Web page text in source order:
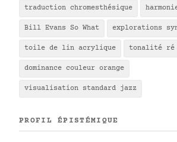
traduction chromesthésique
Bill Evans So What explorations
toile de lin acrylique tonalité ré
dominance couleur orange
visualisation standard jazz
PROFIL ÉPISTÉMIQUE